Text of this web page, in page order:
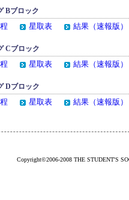
Bブロック
星取表 結果（速報版）
Cブロック
星取表 結果（速報版）
Dブロック
星取表 結果（速報版）
Copyright©2006-2008 THE STUDENT'S